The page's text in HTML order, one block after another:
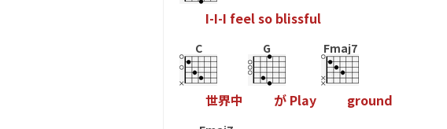
I-I-I feelso blissful
C
世界中
G
が Play
Fmaj7
ground